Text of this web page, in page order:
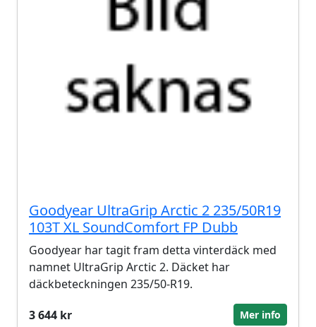
Goodyear UltraGrip Arctic 2 235/50R19
103T XL SoundComfort FP Dubb
Goodyear har tagit fram detta vinterdäck med
namnet UltraGrip Arctic 2. Däcket har
däckbeteckningen 235/50-R19.
3 644 kr
Mer info